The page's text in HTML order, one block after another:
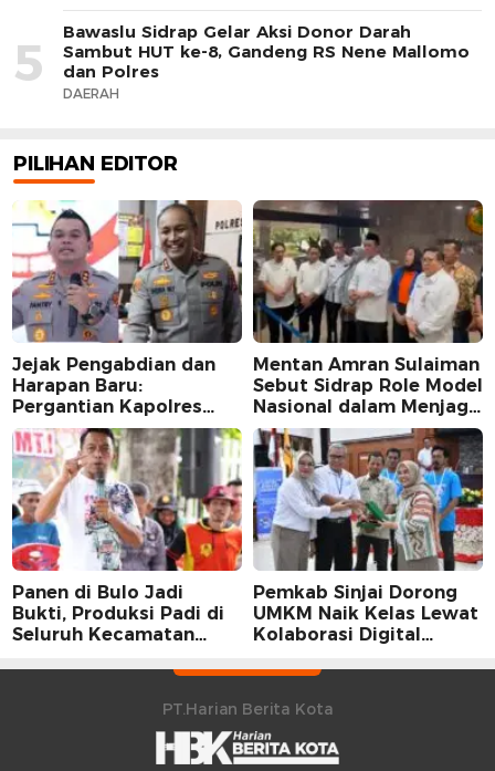
5
Bawaslu Sidrap Gelar Aksi Donor Darah
Sambut HUT ke-8, Gandeng RS Nene Mallomo
dan Polres
DAERAH
PILIHAN EDITOR
Jejak Pengabdian dan
Harapan Baru:
Pergantian Kapolres
Sidrap dalam Perspektif
Karier Dua Perwira
Mentan Amran Sulaiman
Sebut Sidrap Role Model
Nasional dalam Menjaga
Stabilitas Harga Telur
Panen di Bulo Jadi
Bukti, Produksi Padi di
Seluruh Kecamatan
Peningkatan
Pemkab Sinjai Dorong
UMKM Naik Kelas Lewat
Kolaborasi Digital
PT.Harian Berita Kota